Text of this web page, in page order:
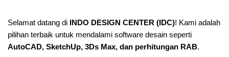
Selamat datang di INDO DESIGN CENTER (IDC)! Kami adalah
pilihan terbaik untuk mendalami software desain seperti
AutoCAD, SketchUp, 3Ds Max, dan perhitungan RAB.